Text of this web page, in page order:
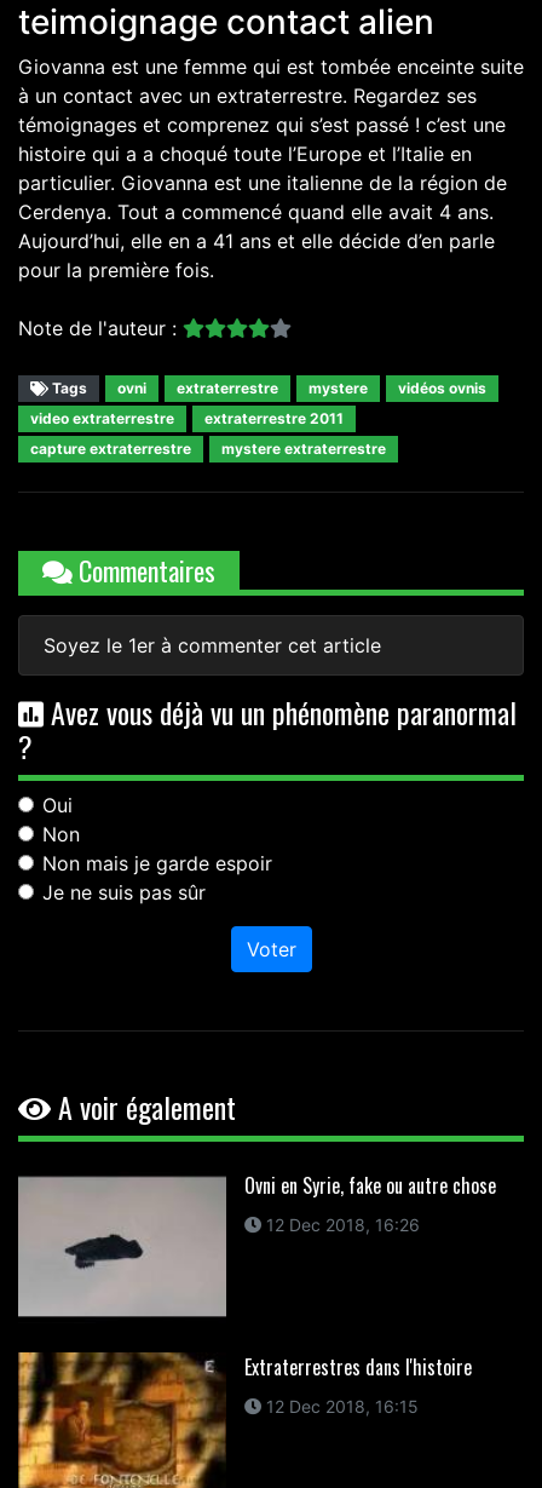
teimoignage contact alien
Giovanna est une femme qui est tombée enceinte suite
à un contact avec un extraterrestre. Regardez ses
témoignages et comprenez qui s’est passé ! c’est une
histoire qui a a choqué toute l’Europe et l’Italie en
particulier. Giovanna est une italienne de la région de
Cerdenya. Tout a commencé quand elle avait 4 ans.
Aujourd’hui, elle en a 41 ans et elle décide d’en parle
pour la première fois.
Note de l'auteur :
Tags ovni extraterrestre mystere
vidéos ovnis
video extraterrestre
extraterrestre 2011
capture extraterrestre
mystere extraterrestre
Commentaires
Soyez le 1er à commenter cet article
Avez vous déjà vu un phénomène paranormal
?
Oui
Non
Non mais je garde espoir
Je ne suis pas sûr
Voter
A voir également
Ovni en Syrie, fake ou autre chose
12 Dec 2018, 16:26
Extraterrestres dans l'histoire
12 Dec 2018, 16:15